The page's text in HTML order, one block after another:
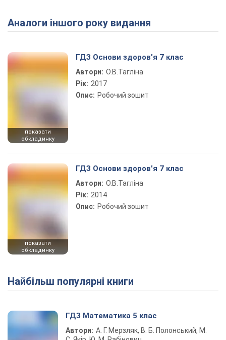
Аналоги іншого року видання
показати
обкладинку
ГДЗ Основи здоров'я 7 клас
Автори: О.В.Тагліна
Рік: 2017
Опис: Робочий зошит
показати
обкладинку
ГДЗ Основи здоров'я 7 клас
Автори: О.В.Тагліна
Рік: 2014
Опис: Робочий зошит
Найбільш популярні книги
ГДЗ Математика 5 клас
Автори: А. Г. Мерзляк, В. Б. Полонський, М.